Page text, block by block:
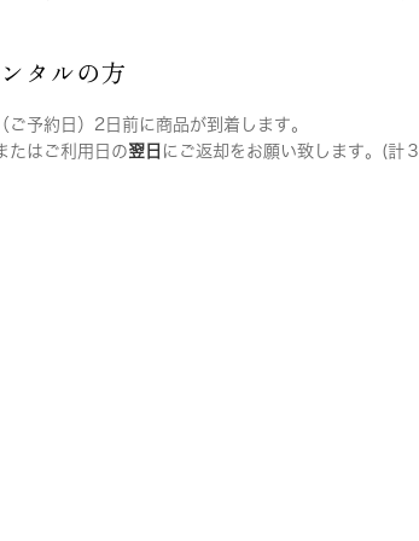
タルの方
ご予約日）2日前に商品が到着します。
たはご利用日の翌日 にご返却をお願い致します。(計３